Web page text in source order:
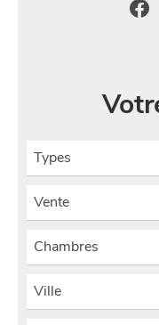
Types
Vente
Chambres
Ville